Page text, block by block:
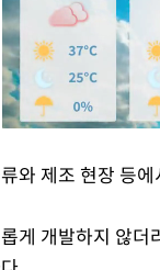
와 제조 현장 등
게 개발하지 않